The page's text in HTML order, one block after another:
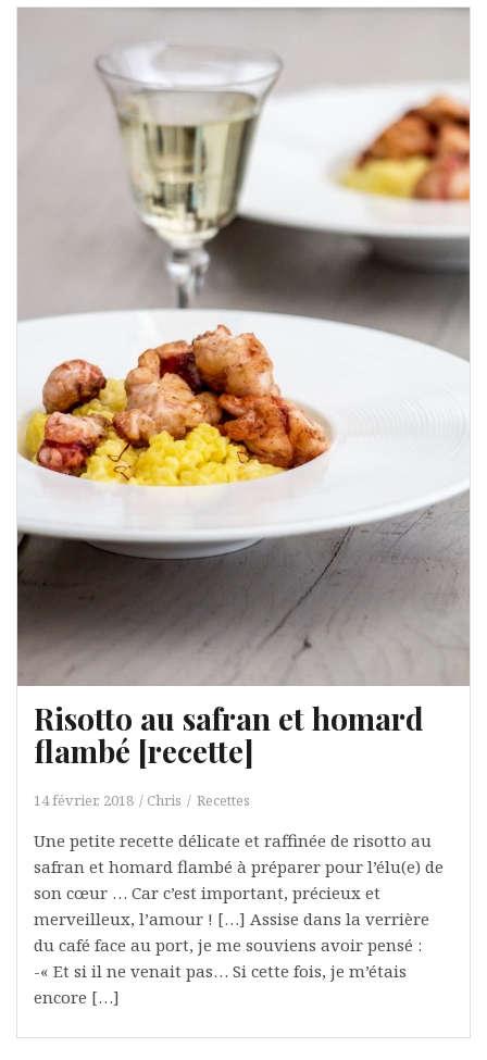
Risotto au safran et homard
flambé [recette]
14 février, 2018 Chris Recettes
Une petite recette délicate et raffinée de risotto au
safran et homard flambé à préparer pour l’élu(e) de
son cœur … Car c’est important, précieux et
merveilleux, l’amour ! […] Assise dans la verrière
du café face au port, je me souviens avoir pensé :
-« Et si il ne venait pas… Si cette fois, je m’étais
encore […]